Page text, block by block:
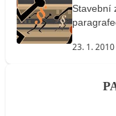
Stavební
23. 1. 2010